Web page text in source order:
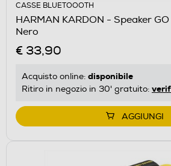
CASSE BLUETOOOTH
HARMAN KARDON - Speaker
Nero
€ 33,90
Acquisto online: disponibile
Ritiro in negozio in 30' gratuito:
AGGIUNGI